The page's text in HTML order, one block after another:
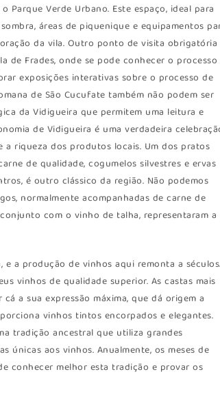
Verde Urbano. Este espaço, ideal para
áreas de piquenique e equipamentos
da vila. Outro ponto de visita
de Frades, onde se pode conhecer o processo
exposições interativas sobre o processo de
de São Cucufate também não podem ser
da Vidigueira que permitem uma leitura e
de Vidigueira é uma verdadeira
riqueza dos produtos locais. Um dos pratos
de qualidade, cogumelos silvestres e ervas
é outro clássico da região. Não podemos
normalmente acompanhadas de carne de
com o vinho de talha, representaram a
a produção de vinhos aqui remonta a
vinhos de qualidade superior. As castas mais
a sua expressão máxima, que dá origem a
vinhos tintos encorpados e elegantes.
tradição ancestral que utiliza grandes
aos vinhos. Anualmente, os meses de
conhecer melhor esta tradição e provar os